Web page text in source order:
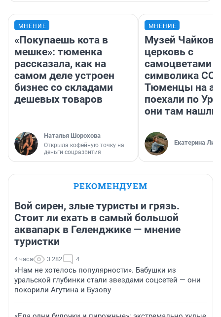
МНЕНИЕ
«Покупаешь кота в
мешке»: тюменка
рассказала, как на
самом деле устроен
бизнес со складами
дешевых товаров
Наталья Шорохова
Открыла кофейную точку на
деньги соцразвития
МНЕНИЕ
Музей
церковь с
самоцветами
символика
Тюменцы на
поехали по
они там нашли
Екатерина
РЕКОМЕНДУЕМ
Вой сирен, злые туристы и грязь.
Стоит ли ехать в самый большой
аквапарк в Геленджике — мнение
туристки
4 часа 3 282 4
«Нам не хотелось популярности». Бабушки из
уральской глубинки стали звездами соцсетей — они
покорили Агутина и Бузову